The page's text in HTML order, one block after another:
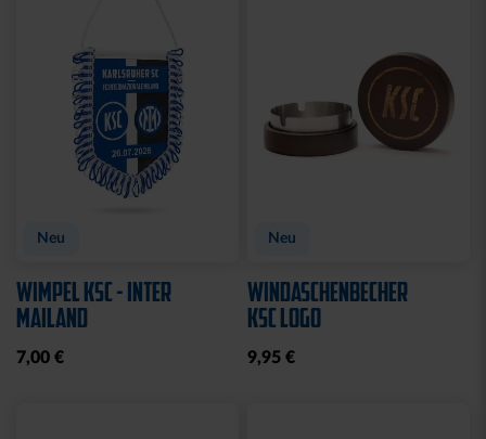
Neu
WIMPEL KSC - INTER
MAILAND
7,00 €
Neu
WINDASCHENBECHER
KSC LOGO
9,95 €